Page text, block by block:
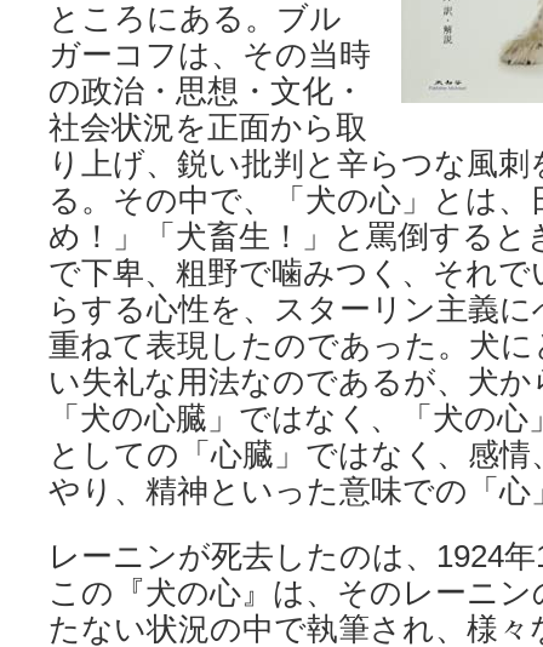
ところにある。ブル
ガーコフは、その当時
の政治・思想・文化・
社会状況を正面から取
り上げ、鋭い批判と辛らつな風
る。その中で、「犬の心」とは
め！」「犬畜生！」と罵倒すると
で下卑、粗野で噛みつく、それ
らする心性を、スターリン主義
重ねて表現したのであった。犬
い失礼な用法なのであるが、犬
「犬の心臓」ではなく、「犬の
としての「心臓」ではなく、感情
やり、精神といった意味での「心
レーニンが死去したのは、1924
この『犬の心』は、そのレーニ
たない状況の中で執筆され、様々